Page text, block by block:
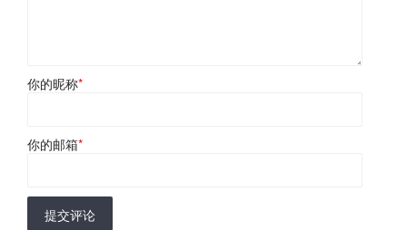
你的昵称*
你的邮箱*
提交评论